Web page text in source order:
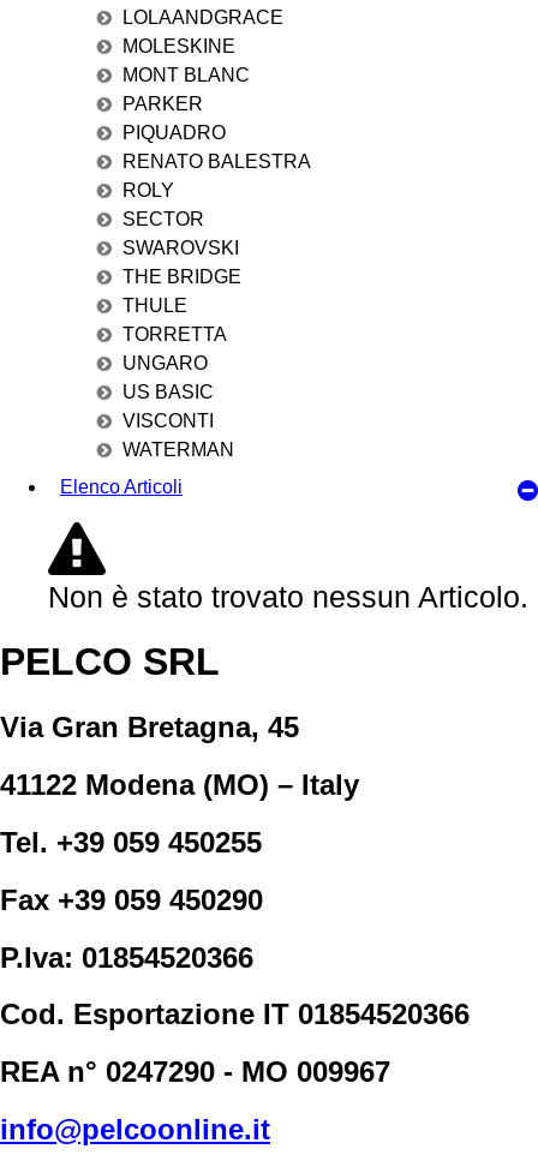
LOLAANDGRACE
MOLESKINE
MONT BLANC
PARKER
PIQUADRO
RENATO BALESTRA
ROLY
SECTOR
SWAROVSKI
THE BRIDGE
THULE
TORRETTA
UNGARO
US BASIC
VISCONTI
WATERMAN
Elenco Articoli
Non è stato trovato nessun Articolo.
PELCO SRL
Via Gran Bretagna, 45
41122 Modena (MO) – Italy
Tel. +39 059 450255
Fax +39 059 450290
P.Iva: 01854520366
Cod. Esportazione IT 01854520366
REA n° 0247290 - MO 009967
info@pelcoonline.it